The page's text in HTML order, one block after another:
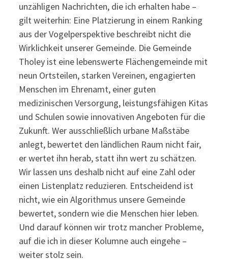
unzähligen Nachrichten, die ich erhalten habe –
gilt weiterhin: Eine Platzierung in einem Ranking
aus der Vogelperspektive beschreibt nicht die
Wirklichkeit unserer Gemeinde. Die Gemeinde
Tholey ist eine lebenswerte Flächengemeinde mit
neun Ortsteilen, starken Vereinen, engagierten
Menschen im Ehrenamt, einer guten
medizinischen Versorgung, leistungsfähigen Kitas
und Schulen sowie innovativen Angeboten für die
Zukunft. Wer ausschließlich urbane Maßstäbe
anlegt, bewertet den ländlichen Raum nicht fair,
er wertet ihn herab, statt ihn wert zu schätzen.
Wir lassen uns deshalb nicht auf eine Zahl oder
einen Listenplatz reduzieren. Entscheidend ist
nicht, wie ein Algorithmus unsere Gemeinde
bewertet, sondern wie die Menschen hier leben.
Und darauf können wir trotz mancher Probleme,
auf die ich in dieser Kolumne auch eingehe –
weiter stolz sein.